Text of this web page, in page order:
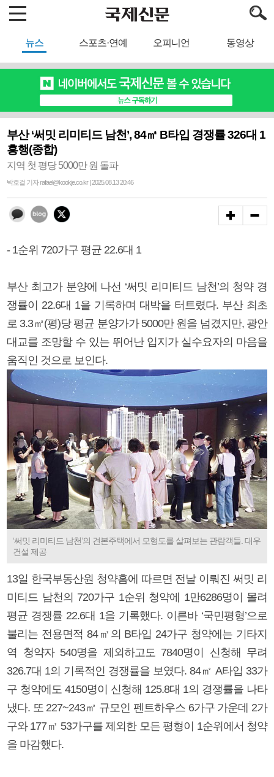
뉴스 스포츠·연예 오피니언 동영상
부산 ‘써밋 리미티드 남천’, 84㎡ B타입 경쟁률 326대 1
흥행(종합)
지역 첫 평당 5000만 원 돌파
박호걸 기자 rafael@kookje.co.kr | 2025.08.13 20:46
- 1순위 720가구 평균 22.6대 1
부산 최고가 분양에 나선 ‘써밋 리미티드 남천’의 청약 경
쟁률이 22.6대 1을 기록하며 대박을 터트렸다. 부산 최초
로 3.3㎡(평)당 평균 분양가가 5000만 원을 넘겼지만, 광안
대교를 조망할 수 있는 뛰어난 입지가 실수요자의 마음을
움직인 것으로 보인다.
‘써밋 리미티드 남천’의 견본주택에서 모형도를 살펴보는 관람객들. 대우
건설 제공
13일 한국부동산원 청약홈에 따르면 전날 이뤄진 써밋 리
미티드 남천의 720가구 1순위 청약에 1만6286명이 몰려
평균 경쟁률 22.6대 1을 기록했다. 이른바 ‘국민평형’으로
불리는 전용면적 84㎡의 B타입 24가구 청약에는 기타지
역 청약자 540명을 제외하고도 7840명이 신청해 무려
326.7대 1의 기록적인 경쟁률을 보였다. 84㎡ A타입 33가
구 청약에도 4150명이 신청해 125.8대 1의 경쟁률을 나타
냈다. 또 227~243㎡ 규모인 펜트하우스 6가구 가운데 2가
구와 177㎡ 53가구를 제외한 모든 평형이 1순위에서 청약
을 마감했다.